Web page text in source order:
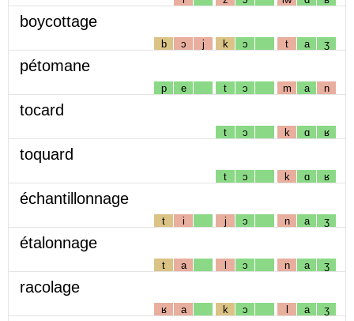
boycottage
b ɔ j k ɔ t a ʒ
pétomane
p e t ɔ m a n
tocard
t ɔ k ɑ ʁ
toquard
t ɔ k ɑ ʁ
échantillonnage
t i j ɔ n a ʒ
étalonnage
t a l ɔ n a ʒ
racolage
ʁ a k ɔ l a ʒ